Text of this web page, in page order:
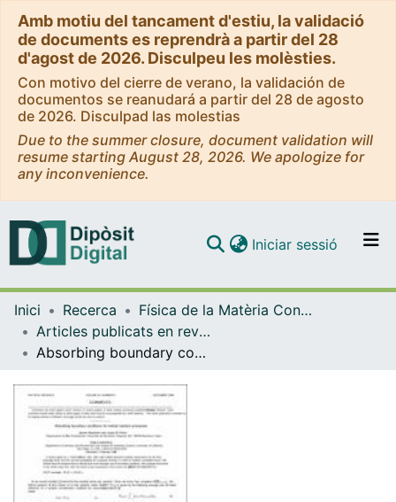
Amb motiu del tancament d'estiu, la validació
de documents es reprendrà a partir del 28
d'agost de 2026. Disculpeu les molèsties.
Con motivo del cierre de verano, la validación de
documentos se reanudará a partir del 28 de agosto
de 2026. Disculpad las molestias
Due to the summer closure, document validation will
resume starting August 28, 2026. We apologize for
any inconvenience.
Navega per tot el DD
Contacte
Iniciar sessió (current)
Inici Recerca
Física de la Matèria Condensada
Articles publicats en revistes (Física de la Matèria Condensada)
Absorbing boundary conditions for inertial processos